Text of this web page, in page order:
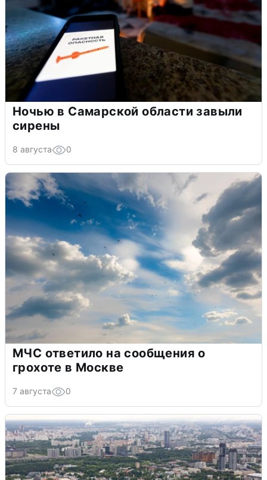
Ночью в Самарской области завыли
сирены
8 августа 0
МЧС ответило на сообщения о
грохоте в Москве
7 августа 0